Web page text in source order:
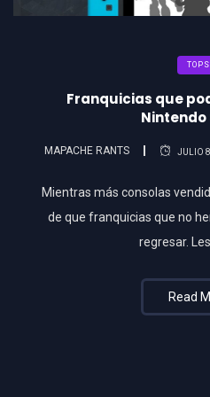
TOPS
Franquicias que
Nintendo
MAPACHE RANTS JULIO
Mientras más consolas
de que franquicias que no
regresar.
Read